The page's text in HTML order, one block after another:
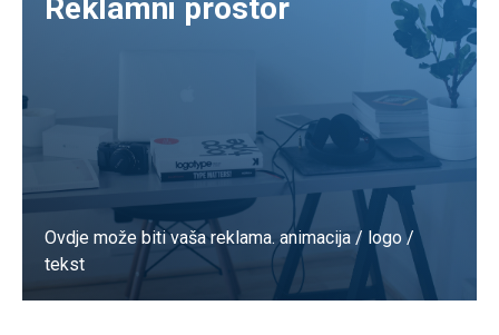
Reklamni prostor
Ovdje može biti vaša reklama. animacija / logo /
tekst